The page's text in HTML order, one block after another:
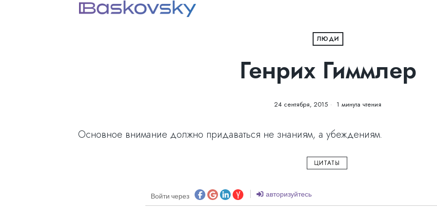
ЛЮДИ
Генрих Гиммлер
24 сентября, 2015 1 минута чтения
Основное внимание должно придаваться не знаниям, а убеждениям.
ЦИТАТЫ
Войти через авторизуйтесь